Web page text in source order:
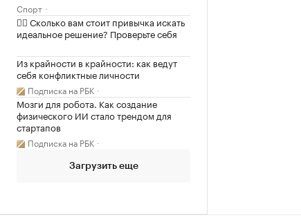
Спорт
✍🏻 Сколько вам стоит привычка искать
идеальное решение? Проверьте себя
Из крайности в крайности: как ведут
себя конфликтные личности
Подписка на РБК
Мозги для робота. Как создание
физического ИИ стало трендом для
стартапов
Подписка на РБК
Загрузить еще